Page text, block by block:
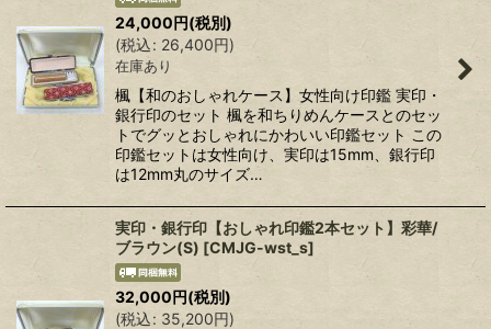
24,000円(税別)
(税込: 26,400円)
在庫あり
楓【和のおしゃれケース】女性向け印鑑 実印・
銀行印のセット 楓を和ちりめんケースとのセッ
トでグッとおしゃれにかわいい印鑑セット この
印鑑セットは女性向け、実印は15mm、銀行印
は12mm丸のサイズ…
実印・銀行印【おしゃれ印鑑2本セット】彩華/
ブラウン(S) [CMJG-wst_s]
32,000円(税別)
(税込: 35,200円)